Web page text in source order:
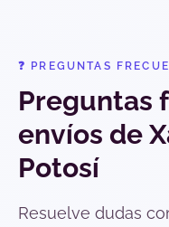
❓ PREGUNTAS
Preguntas
envíos de
Potosí
Resuelve dudas